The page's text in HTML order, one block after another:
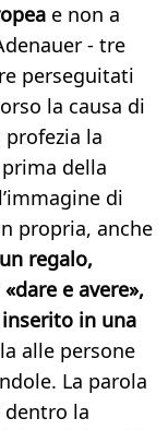
e non a
- tre
perseguitati
la causa di
la
della
di
propria, anche
regalo,
e avere»,
in una
alle persone
La parola
dentro la